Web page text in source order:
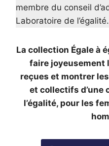
membre du conseil
Laboratoire de l’égalité.
La collection Égale à
faire joyeusement
reçues et montrer
et collectifs d’une
l’égalité, pour les